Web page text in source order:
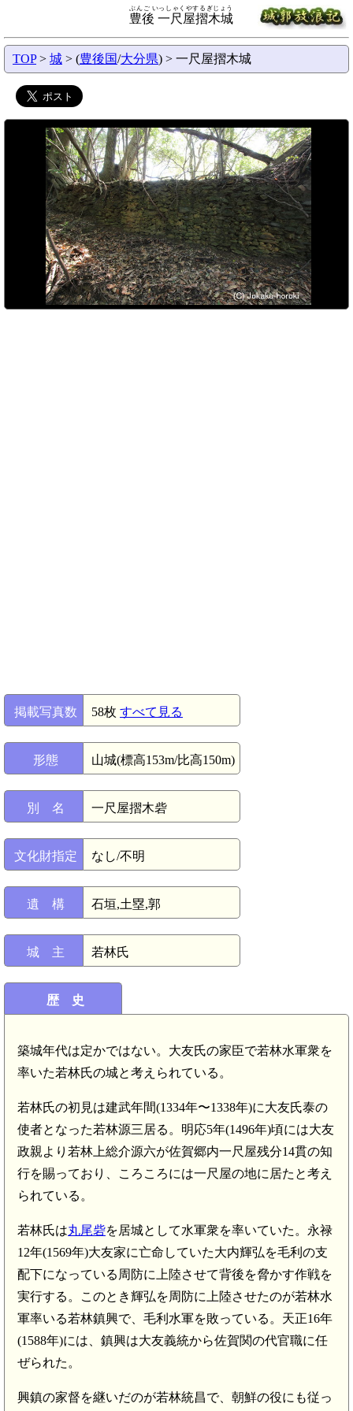
豊後 一尺屋摺木城
ぶんご いっしゃくやするぎじょう
TOP> 城 > (豊後国/大分県) > 一尺屋摺木城
掲載写真数 58枚 すべて見る
形態 山城(標高153m/比高150m)
別 名 一尺屋摺木砦
文化財指定 なし/不明
遺 構 石垣,土塁,郭
城 主 若林氏
歴 史
築城年代は定かではない。大友氏の家臣で若林水軍衆を
率いた若林氏の城と考えられている。
若林氏の初見は建武年間(1334年〜1338年)に大友氏泰の
使者となった若林源三居る。明応5年(1496年)頃には大友
政親より若林上総介源六が佐賀郷内一尺屋残分14貫の知
行を賜っており、ころころには一尺屋の地に居たと考え
られている。
若林氏は丸尾砦を居城として水軍衆を率いていた。永禄
12年(1569年)大友家に亡命していた大内輝弘を毛利の支
配下になっている周防に上陸させて背後を脅かす作戦を
実行する。このとき輝弘を周防に上陸させたのが若林水
軍率いる若林鎮興で、毛利水軍を敗っている。天正16年
(1588年)には、鎮興は大友義統から佐賀関の代官職に任
ぜられた。
興鎮の家督を継いだのが若林統昌で、朝鮮の役にも従っ